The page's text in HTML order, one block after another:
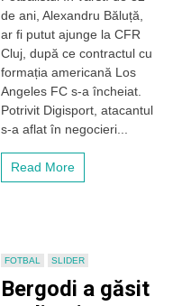
a
ratat
transferul
CFR
Cluj
de ani, Alexandru Băluță,
ar fi putut ajunge la CFR
Cluj, după ce contractul cu
formația americană Los
Angeles FC s-a încheiat.
Potrivit Digisport, atacantul
s-a aflat în negocieri...
Read More
FOTBAL SLIDER
Bergodi a găsit